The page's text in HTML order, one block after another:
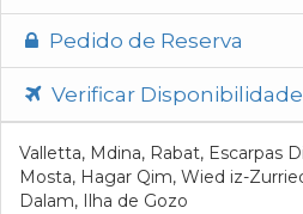
Pedido de Reserva
Verificar Disponibilidade
Valletta, Mdina, Rabat, Escarpas
Mosta, Hagar Qim, Wied iz-
Dalam, Ilha de Gozo